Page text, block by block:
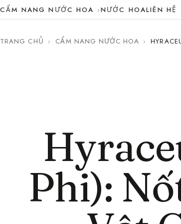
CẨM NANG NƯỚC HOA NƯỚC HOALIÊN HỆ
TRANG CHỦ › CẨM NANG NƯỚC HOA ›
Phi):